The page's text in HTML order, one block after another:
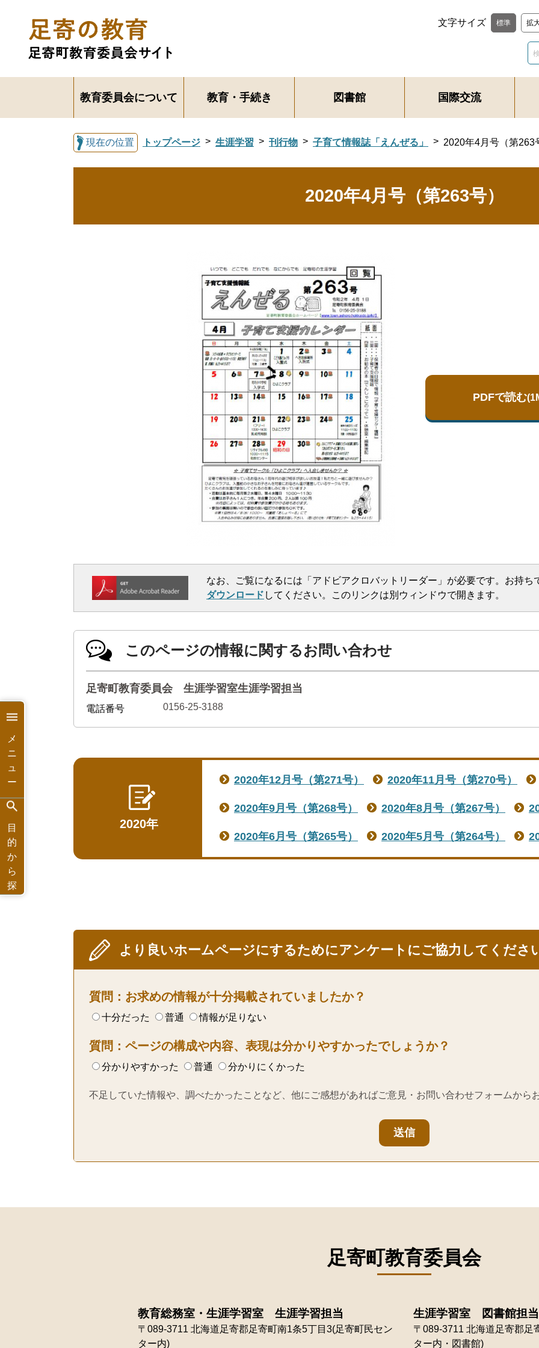
文字サイズ 標準 拡
教育委員会について 教育・手続き 図書館 国際交流
現在の位置 トップページ 生涯学習 刊行物 子育て情報誌「えんぜる」 2020年4月号（第263
2020年4月号（第263号）
PDFで読む
なお、ご覧になるには「アドビアクロバットリーダー」が必要です。お持ち
ダウンロード してください。このリンクは別ウィンドウで開きます。
このページの情報に関するお問い合わせ
足寄町教育委員会 生涯学習室生涯学習担当
電話番号 0156-25-3188
2020年
2020年12月号（第271号） 2020年11月号（第270号）
2020年9月号（第268号） 2020年8月号（第267号）
2020年6月号（第265号） 2020年5月号（第264号）
より良いホームページにするためにアンケートにご協力してくださ
質問：お求めの情報が十分掲載されていましたか？
十分だった 普通 情報が足りない
質問：ページの構成や内容、表現は分かりやすかったでしょうか？
分かりやすかった 普通 分かりにくかった
不足していた情報や、調べたかったことなど、他にご感想があればご意見・お問い合わせフォームから
送信
足寄町教育委員会
教育総務室・生涯学習室 生涯学習担当
〒089-3711 北海道足寄郡足寄町南1条5丁目3(足寄町民セン
ター内)
生涯学習室 図書館担当
〒089-3711 北海道足寄郡足
ター内・図書館)
メ
ニ
ュ
ー
目
的
か
ら
探